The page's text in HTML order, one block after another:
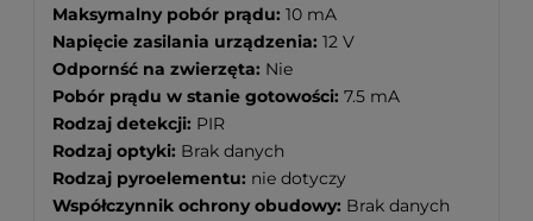
Maksymalny pobór prądu: 10 mA
Napięcie zasilania urządzenia: 12 V
Odpornść na zwierzęta: Nie
Pobór prądu w stanie gotowości: 7.5 mA
Rodzaj detekcji: PIR
Rodzaj optyki: Brak danych
Rodzaj pyroelementu: nie dotyczy
Współczynnik ochrony obudowy: Brak danych